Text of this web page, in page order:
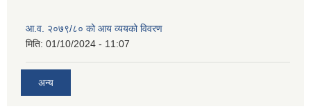
आ.व. २०७९/८० को आय व्ययको विवरण
मिति: 01/10/2024 - 11:07
अन्य